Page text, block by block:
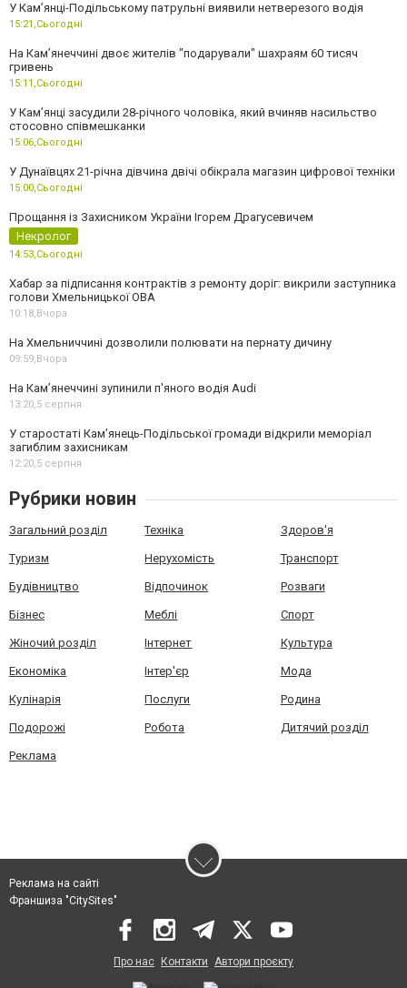
У Кам’янці-Подільському патрульні виявили нетверезого водія
15:21,Сьогодні
На Камʼянеччині двоє жителів "подарували" шахраям 60 тисяч
гривень
15:11,Сьогодні
У Камʼянці засудили 28-річного чоловіка, який вчиняв насильство
стосовно співмешканки
15:06,Сьогодні
У Дунаївцях 21-річна дівчина двічі обікрала магазин цифрової техніки
15:00,Сьогодні
Прощання із Захисником України Ігорем Драгусевичем
Некролог
14:53,Сьогодні
Хабар за підписання контрактів з ремонту доріг: викрили заступника
голови Хмельницької ОВА
10:18, Вчора
На Хмельниччині дозволили полювати на пернату дичину
09:59, Вчора
На Камʼянеччині зупинили п'яного водія Audi
13:20,5 серпня
У старостаті Кам’янець-Подільської громади відкрили меморіал
загиблим захисникам
12:20,5 серпня
Рубрики новин
Загальний розділ Техніка Здоров'я
Туризм Нерухомість Транспорт
Будівництво Відпочинок Розваги
Бізнес Меблі Спорт
Жіночий розділ Інтернет Культура
Економіка Інтер'єр Мода
Кулінарія Послуги Родина
Подорожі Робота Дитячий розділ
Реклама
Реклама на сайті
Франшиза "CitySites"
Про нас Контакти Автори проєкту